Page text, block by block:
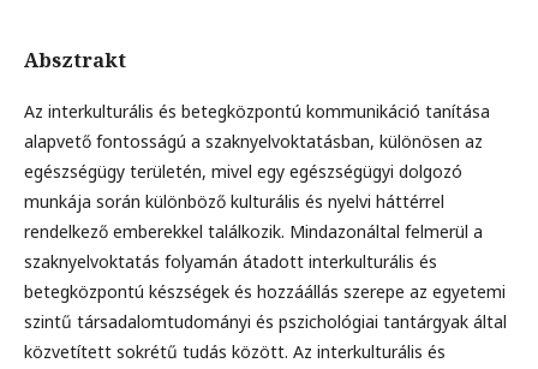
Absztrakt
Az interkulturális és betegközpontú kommunikáció tanítása
alapvető fontosságú a szaknyelvoktatásban, különösen az
egészségügy területén, mivel egy egészségügyi dolgozó
munkája során különböző kulturális és nyelvi háttérrel
rendelkező emberekkel találkozik. Mindazonáltal felmerül a
szaknyelvoktatás folyamán átadott interkulturális és
betegközpontú készségek és hozzáállás szerepe az egyetemi
szintű társadalomtudományi és pszichológiai tantárgyak által
közvetített sokrétű tudás között. Az interkulturális és